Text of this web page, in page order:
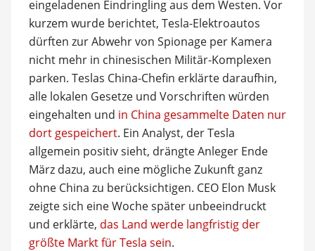
eingeladenen Eindringling aus dem Westen. Vor
kurzem wurde berichtet, Tesla-Elektroautos
dürften zur Abwehr von Spionage per Kamera
nicht mehr in chinesischen Militär-Komplexen
parken. Teslas China-Chefin erklärte daraufhin,
alle lokalen Gesetze und Vorschriften würden
eingehalten und in China gesammelte Daten nur
dort gespeichert. Ein Analyst, der Tesla
allgemein positiv sieht, drängte Anleger Ende
März dazu, auch eine mögliche Zukunft ganz
ohne China zu berücksichtigen. CEO Elon Musk
zeigte sich eine Woche später unbeeindruckt
und erklärte, das Land werde langfristig der
größte Markt für Tesla sein.